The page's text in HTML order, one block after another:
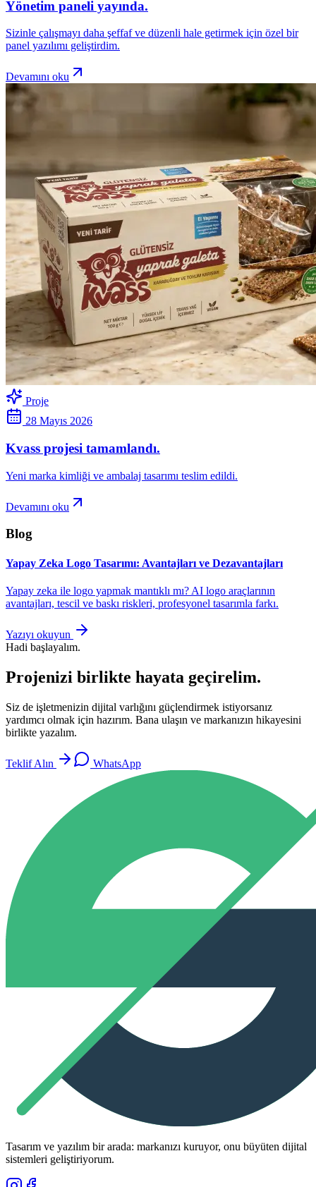
Yönetim paneli yayında.
Sizinle çalışmayı daha şeffaf ve düzenli hale getirmek için özel bir
panel yazılımı geliştirdim.
Devamını oku
Proje
28 Mayıs 2026
Kvass projesi tamamlandı.
Yeni marka kimliği ve ambalaj tasarımı teslim edildi.
Devamını oku
Blog
Yapay Zeka Logo Tasarımı: Avantajları ve Dezavantajları
Yapay zeka ile logo yapmak mantıklı mı? AI logo araçlarının
avantajları, tescil ve baskı riskleri, profesyonel tasarımla farkı.
Yazıyı okuyun
Hadi başlayalım.
Projenizi birlikte hayata geçirelim.
Siz de işletmenizin dijital varlığını güçlendirmek istiyorsanız
yardımcı olmak için hazırım. Bana ulaşın ve markanızın hikayesini
birlikte yazalım.
Teklif Alın WhatsApp
Tasarım ve yazılım bir arada: markanızı kuruyor, onu büyüten dijital
sistemleri geliştiriyorum.